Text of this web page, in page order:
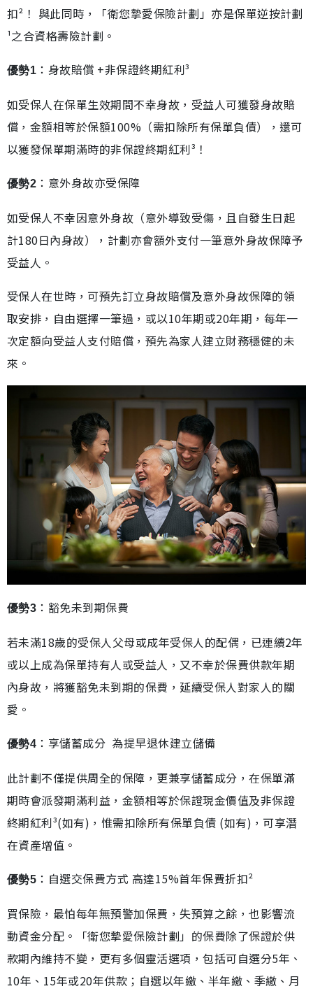
扣²！ 與此同時，「衛您摯愛保險計劃」亦是保單逆按計劃
¹之合資格壽險計劃。
優勢1 ：身故賠償 +非保證終期紅利³
如受保人在保單生效期間不幸身故，受益人可獲發身故賠
償，金額相等於保額100%（需扣除所有保單負債），還可
以獲發保單期滿時的非保證終期紅利³！
優勢2 ：意外身故亦受保障
如受保人不幸因意外身故（意外導致受傷，且自發生日起
計180日內身故），計劃亦會額外支付一筆意外身故保障予
受益人。
受保人在世時，可預先訂立身故賠償及意外身故保障的領
取安排，自由選擇一筆過，或以10年期或20年期，每年一
次定額向受益人支付賠償，預先為家人建立財務穩健的未
來。
優勢3 ：豁免未到期保費
若未滿18歲的受保人父母或成年受保人的配偶，已連續2年
或以上成為保單持有人或受益人，又不幸於保費供款年期
內身故，將獲豁免未到期的保費，延續受保人對家人的關
愛。
優勢4 ：享儲蓄成分 為提早退休建立儲備
此計劃不僅提供周全的保障，更兼享儲蓄成分，在保單滿
期時會派發期滿利益，金額相等於保證現金價值及非保證
終期紅利³(如有)，惟需扣除所有保單負債 (如有)，可享潛
在資產增值。
優勢5 ：自選交保費方式 高達15%首年保費折扣²
買保險，最怕每年無預警加保費，失預算之餘，也影響流
動資金分配。「衛您摯愛保險計劃」的保費除了保證於供
款期內維持不變，更有多個靈活選項，包括可自選分5年、
10年、15年或20年供款；自選以年繳、半年繳、季繳、月